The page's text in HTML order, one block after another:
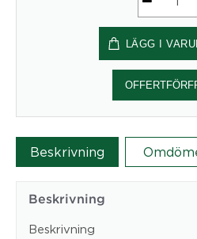
Pendula
Square
mängd
LÄGG I
Beskrivning
Beskrivning
Beskrivning